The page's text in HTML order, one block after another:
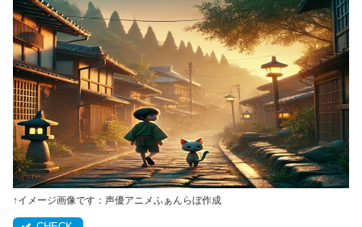
↑イメージ画像です：声優アニメふぁんらぼ作成